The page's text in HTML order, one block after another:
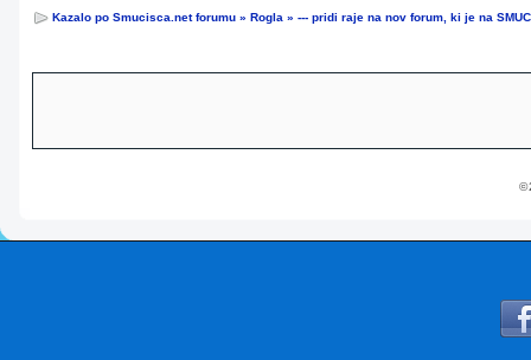
Kazalo po Smucisca.net forumu » Rogla » --- pridi raje na nov forum, ki je na
©